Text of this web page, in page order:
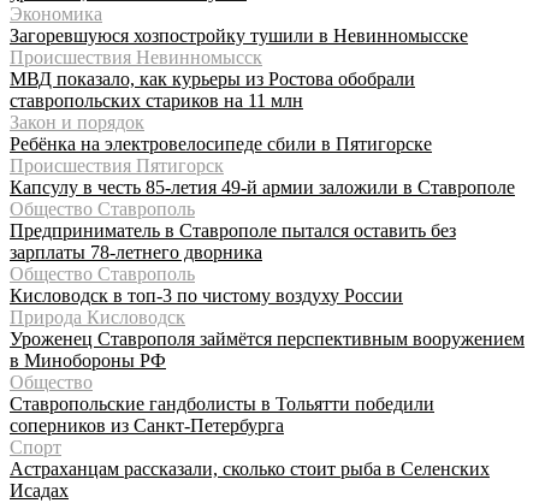
Экономика
Загоревшуюся хозпостройку тушили в Невинномысске
Происшествия Невинномысск
МВД показало, как курьеры из Ростова обобрали
ставропольских стариков на 11 млн
Закон и порядок
Ребёнка на электровелосипеде сбили в Пятигорске
Происшествия Пятигорск
Капсулу в честь 85-летия 49-й армии заложили в Ставрополе
Общество Ставрополь
Предприниматель в Ставрополе пытался оставить без
зарплаты 78-летнего дворника
Общество Ставрополь
Кисловодск в топ-3 по чистому воздуху России
Природа Кисловодск
Уроженец Ставрополя займётся перспективным вооружением
в Минобороны РФ
Общество
Ставропольские гандболисты в Тольятти победили
соперников из Санкт-Петербурга
Спорт
Астраханцам рассказали, сколько стоит рыба в Селенских
Исадах